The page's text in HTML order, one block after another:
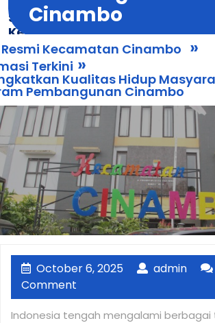
Skip
to
content
Situs Resmi
Kecamatan
Cinambo
Cinambo
Kecamatan Cinambo »
Terkini »
Kualitas Hidup
Pembangunan Cinambo
October 6, 2025October
2025
admin
Comment
Indonesia tengah mengalami berbagai